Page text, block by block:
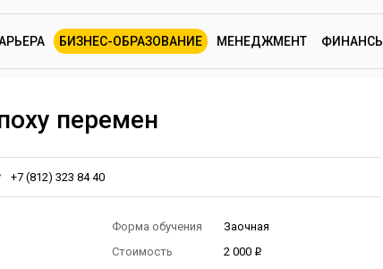
БИЗНЕС-ОБРАЗОВАНИЕ МЕНЕДЖМЕНТ ФИНАНСЫ
перемен
+7 (812) 323 84 40
Форма обучения
Заочная
Стоимость
2 000